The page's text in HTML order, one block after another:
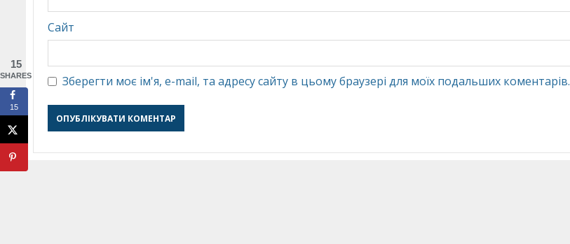
Сайт
Зберегти моє ім'я, e-mail, та адресу сайту в цьому браузері для моїх подальших коментарів.
15
SHARES
15